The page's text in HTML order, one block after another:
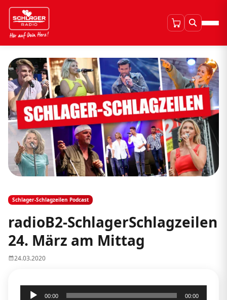
Schlager-Schlagzeilen Podcast
radioB2-SchlagerSchlagzeilen
24. März am Mittag
24.03.2020
Audio-
00:00 00:00